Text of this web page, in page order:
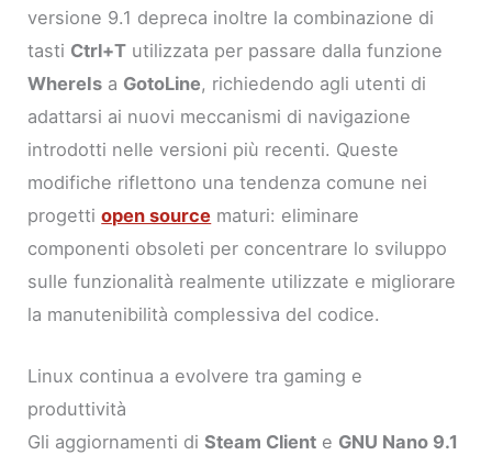
versione 9.1 depreca inoltre la combinazione di
tasti Ctrl+T utilizzata per passare dalla funzione
WhereIs a GotoLine, richiedendo agli utenti di
adattarsi ai nuovi meccanismi di navigazione
introdotti nelle versioni più recenti. Queste
modifiche riflettono una tendenza comune nei
progettiopen source maturi: eliminare
componenti obsoleti per concentrare lo sviluppo
sulle funzionalità realmente utilizzate e migliorare
la manutenibilità complessiva del codice.
Linux continua a evolvere tra gaming e
produttività
Gli aggiornamenti diSteam Client e GNU Nano 9.1